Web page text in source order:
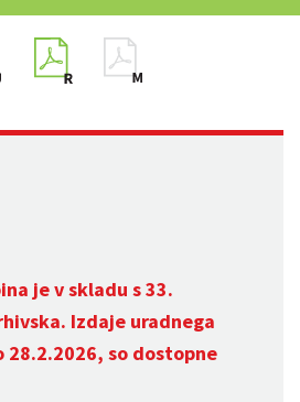
je v skladu s 33.
Izdaje uradnega
so dostopne